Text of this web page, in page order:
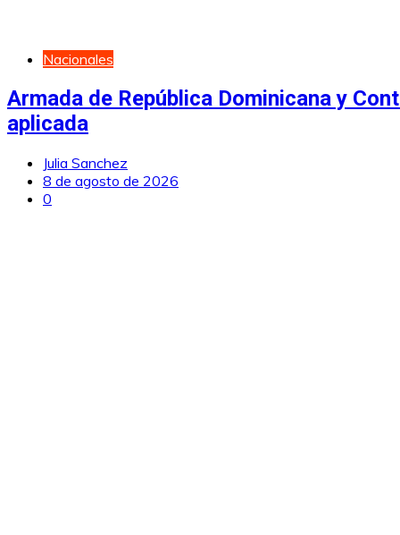
Nacionales
Armada de República Dominicana y
aplicada
Julia Sanchez
8 de agosto de 2026
0